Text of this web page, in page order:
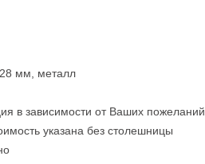
мм, металл
в зависимости от Ваших пожеланий
указана без столешницы